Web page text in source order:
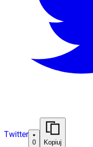
Twitter
0 Kopiuj